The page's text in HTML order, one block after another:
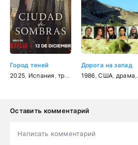
Город теней
2025 Испания ,триллер ,драма,криминал
Дорога на запад
1986 ,США драма
Оставить комментарий
Написать комментарий